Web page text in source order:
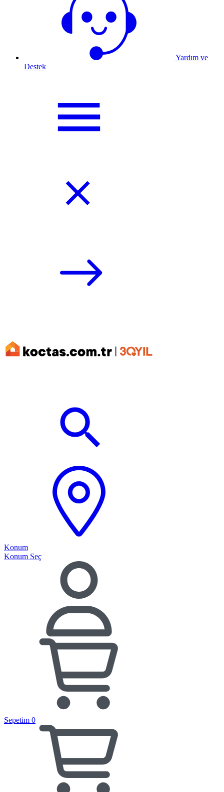
Yardım ve
Destek
Konum
Konum Seç
Sepetim 0